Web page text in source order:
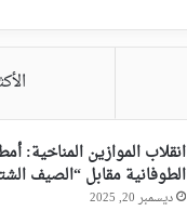
انقلاب الموازين المناخية:
الطوفانية مقابل “الصيف
ديسمبر 20, 2025